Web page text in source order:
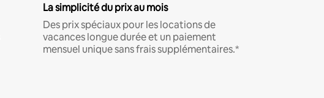
La simplicité du prix au mois
Des prix spéciaux pour les locations de
vacances longue durée et un paiement
mensuel unique sans frais supplémentaires.*